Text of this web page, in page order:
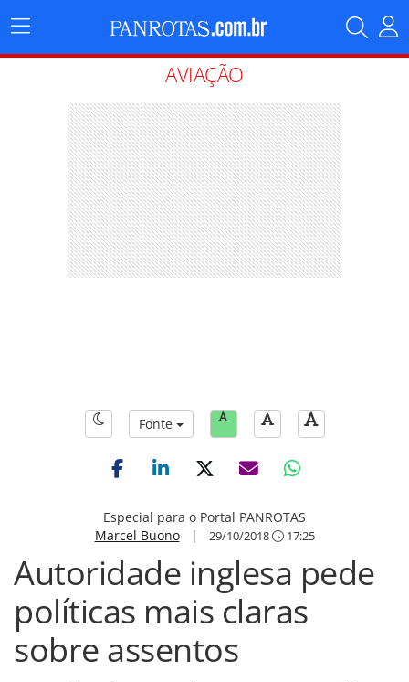
Menu
Principal
AVIAÇÃO
Fonte
Especial para o Portal PANROTAS
Marcel Buono| 29/10/2018 17:25
Autoridade inglesa pede
políticas mais claras
sobre assentos